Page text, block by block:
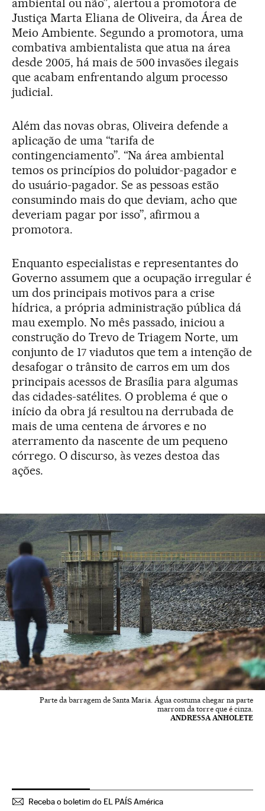
Justiça Marta Eliana de Oliveira, da Área de
Meio Ambiente. Segundo a promotora, uma
combativa ambientalista que atua na área
desde 2005, há mais de 500 invasões ilegais
que acabam enfrentando algum processo
judicial.
Além das novas obras, Oliveira defende a
aplicação de uma “tarifa de
contingenciamento”. “Na área ambiental
temos os princípios do poluidor-pagador e
do usuário-pagador. Se as pessoas estão
consumindo mais do que deviam, acho que
deveriam pagar por isso”, afirmou a
promotora.
Enquanto especialistas e representantes do
Governo assumem que a ocupação irregular é
um dos principais motivos para a crise
hídrica, a própria administração pública dá
mau exemplo. No mês passado, iniciou a
construção do Trevo de Triagem Norte, um
conjunto de 17 viadutos que tem a intenção de
desafogar o trânsito de carros em um dos
principais acessos de Brasília para algumas
das cidades-satélites. O problema é que o
início da obra já resultou na derrubada de
mais de uma centena de árvores e no
aterramento da nascente de um pequeno
córrego. O discurso, às vezes destoa das
ações.
Parte da barragem de Santa Maria. Água costuma chegar na parte
marrom da torre que é cinza.
ANDRESSA ANHOLETE
Receba o boletim do EL PAÍS América